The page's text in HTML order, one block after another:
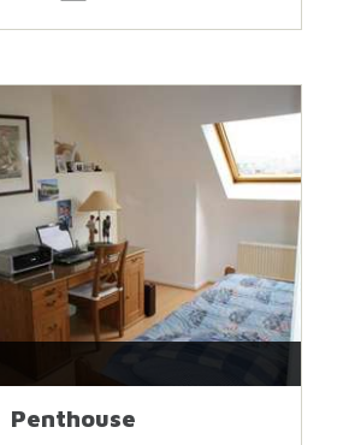
Penthouse